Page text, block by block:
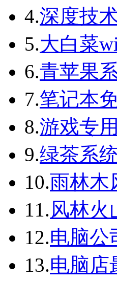
4.深度技
5.大白菜
6.青苹果
7.笔记本
8.游戏专
9.绿茶系
10.雨林木
11.风林
12.电脑公
13.电脑店